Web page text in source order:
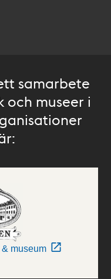
samarbete
och museer i
museum